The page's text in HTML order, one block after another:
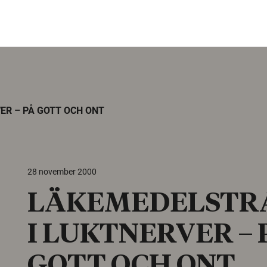
– PÅ GOTT OCH ONT
28 november 2000
I LUKTNERVER –